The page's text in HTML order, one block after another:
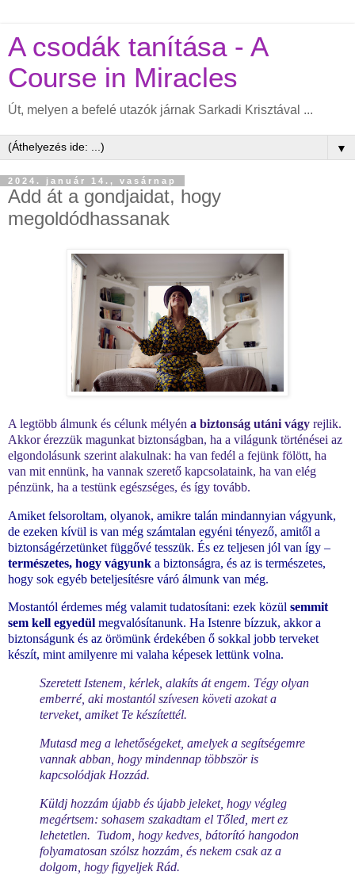
A csodák tanítása - A
Course in Miracles
Út, melyen a befelé utazók járnak Sarkadi Krisztával ...
▼
2024. január 14., vasárnap
Add át a gondjaidat, hogy
megoldódhassanak
A legtöbb álmunk és célunk mélyén a biztonság utáni vágy rejlik.
Akkor érezzük magunkat biztonságban, ha a világunk történései az
elgondolásunk szerint alakulnak: ha van fedél a fejünk fölött, ha
van mit ennünk, ha vannak szerető kapcsolataink, ha van elég
pénzünk, ha a testünk egészséges, és így tovább.
Amiket felsoroltam, olyanok, amikre talán mindannyian vágyunk,
de ezeken kívül is van még számtalan egyéni tényező, amitől a
biztonságérzetünket függővé tesszük. És ez teljesen jól van így –
természetes, hogy vágyunk a biztonságra, és az is természetes,
hogy sok egyéb beteljesítésre váró álmunk van még.
Mostantól érdemes még valamit tudatosítani: ezek közül semmit
sem kell egyedül megvalósítanunk. Ha Istenre bízzuk, akkor a
biztonságunk és az örömünk érdekében ő sokkal jobb terveket
készít, mint amilyenre mi valaha képesek lettünk volna.
Szeretett Istenem, kérlek, alakíts át engem. Tégy olyan
emberré, aki mostantól szívesen követi azokat a
terveket, amiket Te készítettél.
Mutasd meg a lehetőségeket, amelyek a segítségemre
vannak abban, hogy mindennap többször is
kapcsolódjak Hozzád.
Küldj hozzám újabb és újabb jeleket, hogy végleg
megértsem: sohasem szakadtam el Tőled, mert ez
lehetetlen. Tudom, hogy kedves, bátorító hangodon
folyamatosan szólsz hozzám, és nekem csak az a
dolgom, hogy figyeljek Rád.